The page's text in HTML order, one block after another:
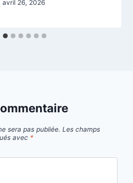
avril 26, 2026
sera pas publiée. Les champs
avec *